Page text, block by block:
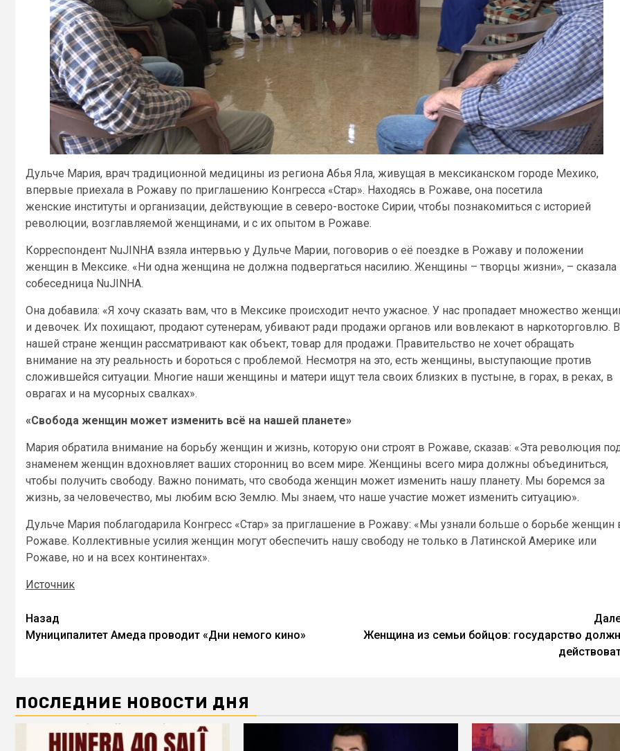
Дульче Мария, врач традиционной медицины из региона Абья Яла, живущая в мексиканском городе Мехико,
впервые приехала в Рожаву по приглашению Конгресса «Стар». Находясь в Рожаве, она посетила
женские институты и организации, действующие в северо-востоке Сирии, чтобы познакомиться с историей
революции, возглавляемой женщинами, и с их опытом в Рожаве.
Корреспондент NuJINHA взяла интервью у Дульче Марии, поговорив о её поездке в Рожаву и положении
женщин в Мексике. «Ни одна женщина не должна подвергаться насилию. Женщины – творцы жизни», – сказала
собеседница NuJINHA.
Она добавила: «Я хочу сказать вам, что в Мексике происходит нечто ужасное. У нас пропадает множество
и девочек. Их похищают, продают сутенерам, убивают ради продажи органов или вовлекают в наркоторговлю. В
нашей стране женщин рассматривают как объект, товар для продажи. Правительство не хочет обращать
внимание на эту реальность и бороться с проблемой. Несмотря на это, есть женщины, выступающие против
сложившейся ситуации. Многие наши женщины и матери ищут тела своих близких в пустыне, в горах, в реках, в
оврагах и на мусорных свалках».
«Свобода женщин может изменить всё на нашей планете»
Мария обратила внимание на борьбу женщин и жизнь, которую они строят в Рожаве, сказав: «Эта революция
знаменем женщин вдохновляет ваших сторонниц во всем мире. Женщины всего мира должны объединиться,
чтобы получить свободу. Важно понимать, что свобода женщин может изменить нашу планету. Мы боремся за
жизнь, за человечество, мы любим всю Землю. Мы знаем, что наше участие может изменить ситуацию».
Дульче Мария поблагодарила Конгресс «Стар» за приглашение в Рожаву: «Мы узнали больше о борьбе женщин
Рожаве. Коллективные усилия женщин могут обеспечить нашу свободу не только в Латинской Америке или
Рожаве, но и на всех континентах».
Источник
Назад
Муниципалитет Амеда проводит «Дни немого кино»
Женщина из семьи бойцов: государство
ПОСЛЕДНИЕ НОВОСТИ ДНЯ